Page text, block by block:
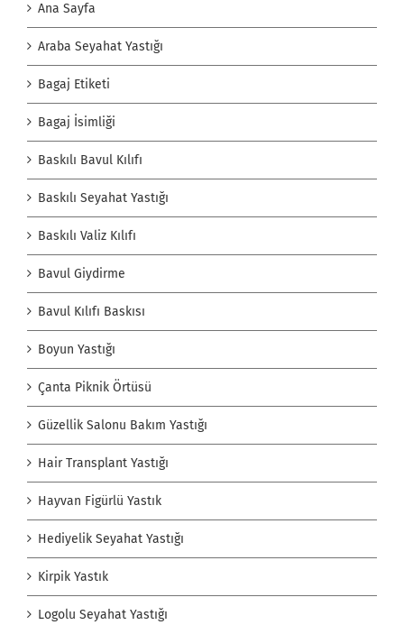
Ana Sayfa
Araba Seyahat Yastığı
Bagaj Etiketi
Bagaj İsimliği
Baskılı Bavul Kılıfı
Baskılı Seyahat Yastığı
Baskılı Valiz Kılıfı
Bavul Giydirme
Bavul Kılıfı Baskısı
Boyun Yastığı
Çanta Piknik Örtüsü
Güzellik Salonu Bakım Yastığı
Hair Transplant Yastığı
Hayvan Figürlü Yastık
Hediyelik Seyahat Yastığı
Kirpik Yastık
Logolu Seyahat Yastığı